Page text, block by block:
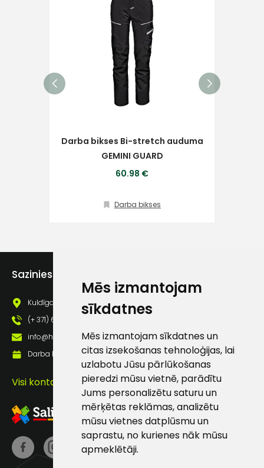
Mēs izmantojam
sīkdatnes
Mēs izmantojam sīkdatnes un
citas izsekošanas tehnoloģijas, lai
uzlabotu Jūsu pārlūkošanas
pieredzi mūsu vietnē, parādītu
Jums personalizētu saturu un
mērķētas reklāmas, analizētu
mūsu vietnes datplūsmu un
saprastu, no kurienes nāk mūsu
apmeklētāji.
Darba bikses Bi-stretch auduma
GEMINI GUARD
60.98 €
Darba bikses
Sazinies ar mums
Kuldīgas iela 69a, Saldus, Saldus nov., LV - 3801
(+ 371) 63 881 186
info@hards.lv
Darba laiks: Darbadienās: 8:00 - 17:00
Visi kontakti
Piekrītu SIA Hards
lietošanas noteikumiem
Sūtīt ziņojumu
Klientu
(+371) 63 881
186
info@hards.lv